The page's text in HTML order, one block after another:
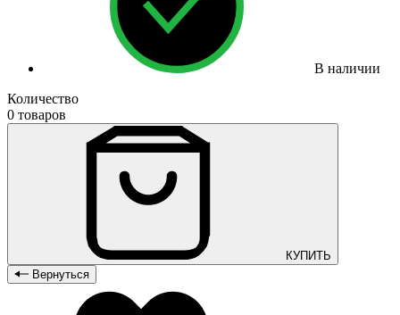
В наличии
Количество
0 товаров
КУПИТЬ
Вернуться